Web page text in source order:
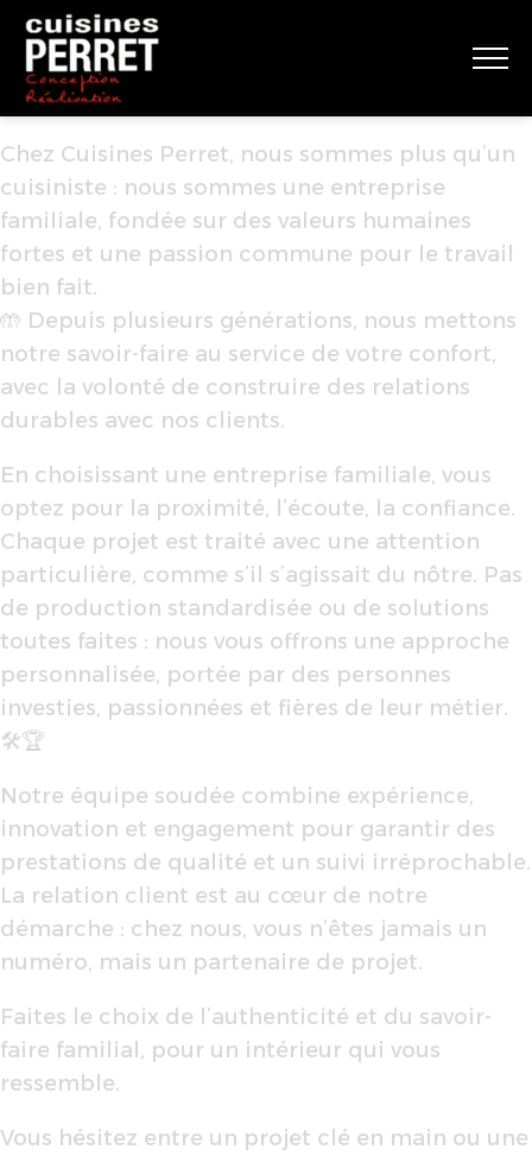
Chez Cuisines Perret, nous sommes plus qu’un
cuisiniste : nous sommes une entreprise
familiale, fondée sur des valeurs humaines
fortes et une passion commune pour le travail
bien fait.
🤲 Depuis plusieurs générations, nous mettons
notre savoir-faire au service de votre confort,
avec la volonté de construire des relations
durables avec nos clients.
En choisissant une entreprise familiale, vous
optez pour la proximité, l’écoute, la confiance.
Chaque projet est traité avec une attention
particulière, comme s’il s’agissait du nôtre. Pas
de production standardisée ou de solutions
toutes faites : nous vous offrons une approche
personnalisée, portée par des personnes
investies, passionnées et fières de leur métier.
🛠️🏆
Notre équipe soudée combine expérience,
innovation et engagement pour garantir des
prestations de qualité et un suivi irréprochable.
La relation client est au cœur de notre
démarche : chez nous, vous n’êtes jamais un
numéro, mais un partenaire de projet.
Faites le choix de l’authenticité et du savoir-
faire familial, pour un intérieur qui vous
ressemble.
Vous hésitez entre un projet clé en main ou une